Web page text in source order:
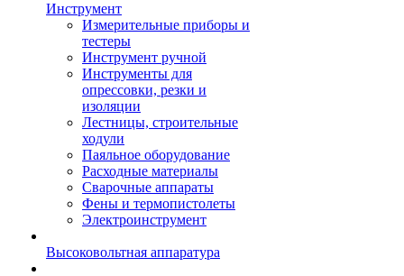
Инструмент
Измерительные приборы и
тестеры
Инструмент ручной
Инструменты для
опрессовки, резки и
изоляции
Лестницы, строительные
ходули
Паяльное оборудование
Расходные материалы
Сварочные аппараты
Фены и термопистолеты
Электроинструмент
Высоковольтная аппаратура